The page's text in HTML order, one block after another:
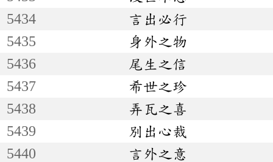
5434
言出必行
5435
身外之物
5436
尾生之信
5437
希世之珍
5438
弄瓦之喜
5439
別出心裁
5440
言外之意